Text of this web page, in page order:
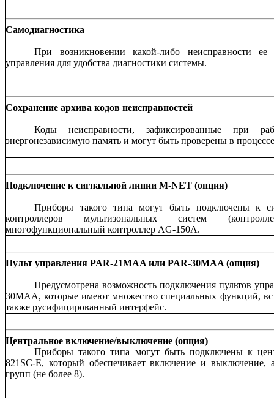
Самодиагностика
При возникновении какой-либо неисправности ее
управления для удобства диагностики системы.
Сохранение архива кодов неисправностей
Коды неисправности, зафиксированные при
энергонезависимую память и могут быть проверены в
Подключение к сигнальной линии M-NET (опция)
Приборы такого типа могут быть подключены к
контроллеров мультизональных систем
многофункциональный контроллер AG-150A.
Пульт управления PAR-21MAA или PAR-30MAA (опция)
Предусмотрена возможность подключения пультов
30MAA, которые имеют множество специальных функций,
также русифицированный интерфейс.
Центральное включение/выключение (опция)
Приборы такого типа могут быть подключены к
821SC-E, который обеспечивает включение и выключение,
групп (не более 8).